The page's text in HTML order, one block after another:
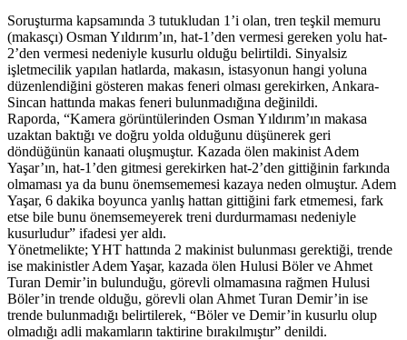
Soruşturma kapsamında 3 tutukludan 1’i olan, tren teşkil memuru
(makasçı) Osman Yıldırım’ın, hat-1’den vermesi gereken yolu hat-
2’den vermesi nedeniyle kusurlu olduğu belirtildi. Sinyalsiz
işletmecilik yapılan hatlarda, makasın, istasyonun hangi yoluna
düzenlendiğini gösteren makas feneri olması gerekirken, Ankara-
Sincan hattında makas feneri bulunmadığına değinildi.
Raporda, “Kamera görüntülerinden Osman Yıldırım’ın makasa
uzaktan baktığı ve doğru yolda olduğunu düşünerek geri
döndüğünün kanaati oluşmuştur. Kazada ölen makinist Adem
Yaşar’ın, hat-1’den gitmesi gerekirken hat-2’den gittiğinin farkında
olmaması ya da bunu önemsememesi kazaya neden olmuştur. Adem
Yaşar, 6 dakika boyunca yanlış hattan gittiğini fark etmemesi, fark
etse bile bunu önemsemeyerek treni durdurmaması nedeniyle
kusurludur” ifadesi yer aldı.
Yönetmelikte; YHT hattında 2 makinist bulunması gerektiği, trende
ise makinistler Adem Yaşar, kazada ölen Hulusi Böler ve Ahmet
Turan Demir’in bulunduğu, görevli olmamasına rağmen Hulusi
Böler’in trende olduğu, görevli olan Ahmet Turan Demir’in ise
trende bulunmadığı belirtilerek, “Böler ve Demir’in kusurlu olup
olmadığı adli makamların taktirine bırakılmıştır” denildi.